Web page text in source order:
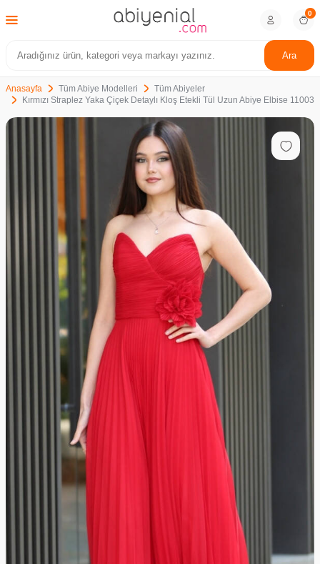
Ara
0
Anasayfa Tüm Abiye Modelleri
Tüm Abiyeler
Kırmızı Straplez Yaka Çiçek Detaylı Kloş Etekli Tül Uzun Abiye Elbise 11003